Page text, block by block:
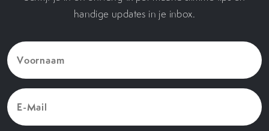
handige updates in je inbox.
Voornaam
(Vereist)
E-
Mail
(Vereist)